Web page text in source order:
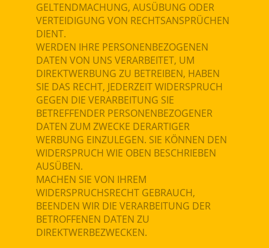
GELTENDMACHUNG, AUSÜBUNG ODER
VERTEIDIGUNG VON RECHTSANSPRÜCHEN
DIENT.
WERDEN IHRE PERSONENBEZOGENEN
DATEN VON UNS VERARBEITET, UM
DIREKTWERBUNG ZU BETREIBEN, HABEN
SIE DAS RECHT, JEDERZEIT WIDERSPRUCH
GEGEN DIE VERARBEITUNG SIE
BETREFFENDER PERSONENBEZOGENER
DATEN ZUM ZWECKE DERARTIGER
WERBUNG EINZULEGEN. SIE KÖNNEN DEN
WIDERSPRUCH WIE OBEN BESCHRIEBEN
AUSÜBEN.
MACHEN SIE VON IHREM
WIDERSPRUCHSRECHT GEBRAUCH,
BEENDEN WIR DIE VERARBEITUNG DER
BETROFFENEN DATEN ZU
DIREKTWERBEZWECKEN.